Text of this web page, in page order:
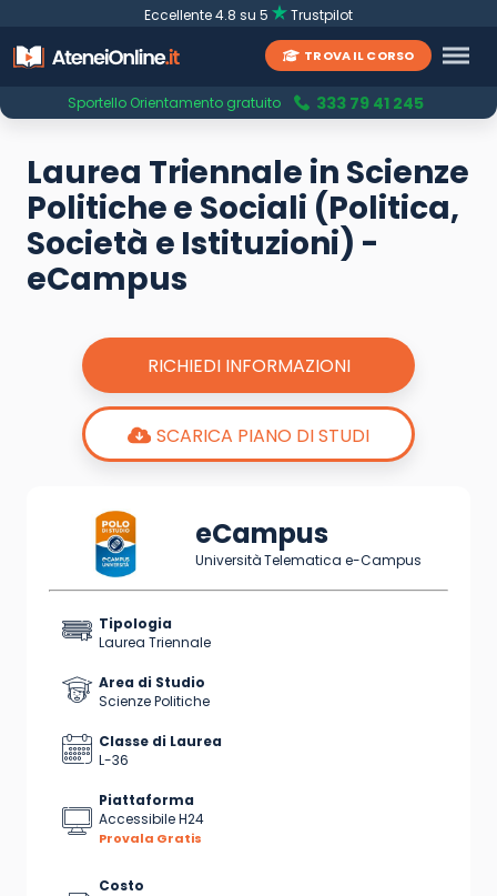
Eccellente 4.8 su 5 Trustpilot
TROVA IL CORSO
Sportello Orientamento gratuito 333 79 41 245
Laurea Triennale in Scienze
Politiche e Sociali (Politica,
Società e Istituzioni) -
eCampus
RICHIEDI INFORMAZIONI
SCARICA PIANO DI STUDI
eCampus
Università Telematica e-Campus
Tipologia
Laurea Triennale
Area di Studio
Scienze Politiche
Classe di Laurea
L-36
Piattaforma
Accessibile H24
Provala Gratis
Costo